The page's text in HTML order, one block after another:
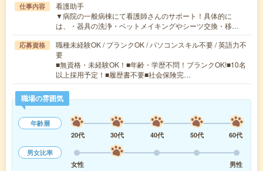
仕事内容
看護助手
▼病院の一般病棟にて看護師さんのサポート！具体的に
は、・器具の洗浄・ベットメイキングやシーツ交換・移…
応募資格
職種未経験OK / ブランクOK / パソコンスキル不要 / 英語力不
要
■無資格・未経験OK！■年齢・学歴不問！ブランクOK!■10名
以上採用予定！■履歴書不要■社会保険完…
職場の雰囲気
年齢層
20代
30代 40代 50代
60代
男女比率
女性
男性